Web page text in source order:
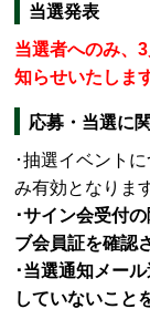
当選発表
当選者へのみ、
知らせいたしま
応募・当選に
･抽選イベント
み有効となりま
･サイン会受付
ブ会員証を確認
･当選通知メー
していないこと